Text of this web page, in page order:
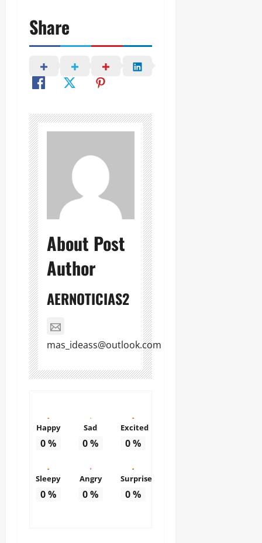
Share
About Post
Author
AERNOTICIAS2
mas_ideass@outlook.com
Happy
0%
Sad
0%
Excited
0%
Sleepy
0%
Angry
0%
Surprise
0%